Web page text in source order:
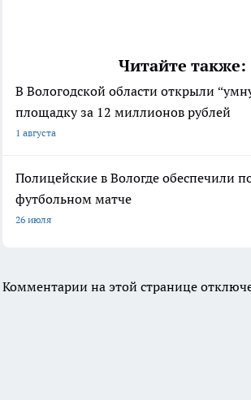
Читайте также:
В Вологодской области открыли
площадку за 12 миллионов рублей
1 августа
Полицейские в Вологде обеспечили
футбольном матче
26 июля
Комментарии на этой странице